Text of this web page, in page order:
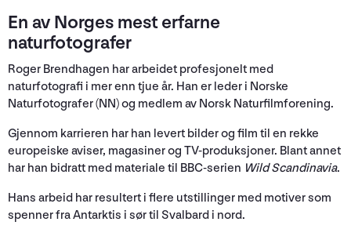
En av Norges mest erfarne
naturfotografer
Roger Brendhagen har arbeidet profesjonelt med
naturfotografi i mer enn tjue år. Han er leder i Norske
Naturfotografer (NN) og medlem av Norsk Naturfilmforening.
Gjennom karrieren har han levert bilder og film til en rekke
europeiske aviser, magasiner og TV-produksjoner. Blant annet
har han bidratt med materiale til BBC-serien Wild Scandinavia.
Hans arbeid har resultert i flere utstillinger med motiver som
spenner fra Antarktis i sør til Svalbard i nord.